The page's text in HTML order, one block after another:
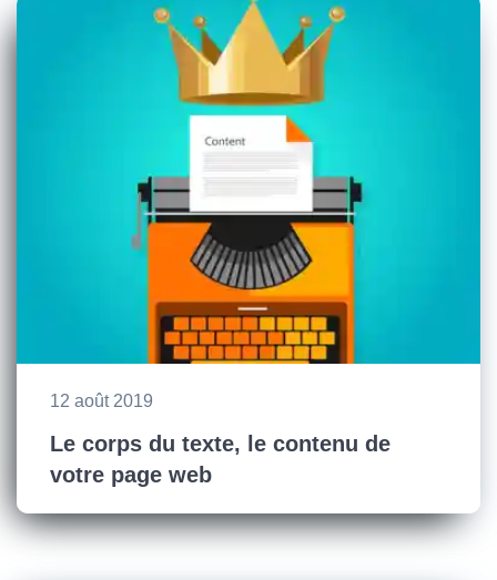
12 août 2019
Le corps du texte, le contenu de
votre page web